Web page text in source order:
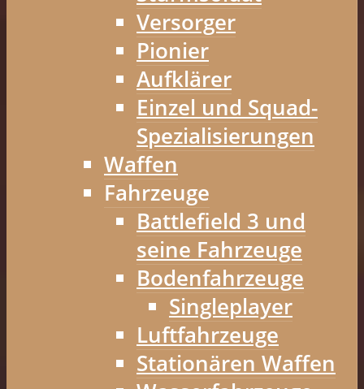
Versorger
Pionier
Aufklärer
Einzel und Squad-
Spezialisierungen
Waffen
Fahrzeuge
Battlefield 3 und
seine Fahrzeuge
Bodenfahrzeuge
Singleplayer
Luftfahrzeuge
Stationären Waffen